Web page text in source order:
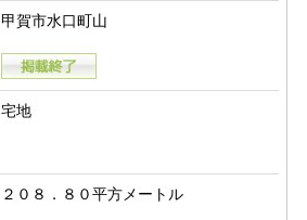
甲賀市水口町山
宅地
２０８．８０平方メートル